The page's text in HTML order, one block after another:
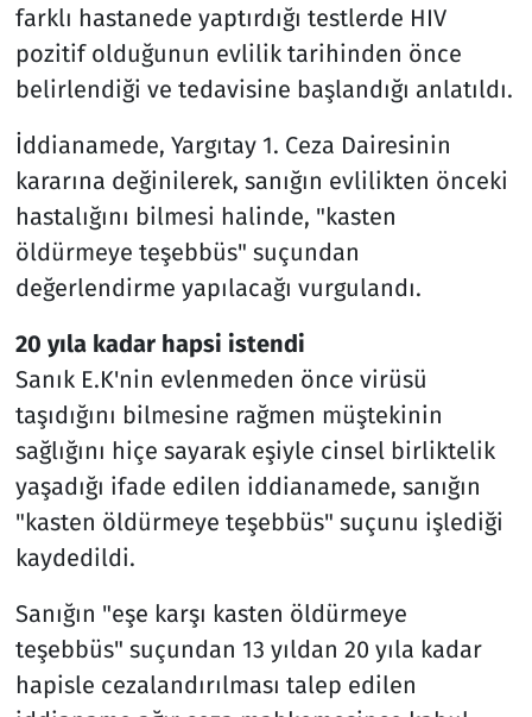
farklı hastanede yaptırdığı testlerde HIV
pozitif olduğunun evlilik tarihinden önce
belirlendiği ve tedavisine başlandığı anlatıldı.
İddianamede, Yargıtay 1. Ceza Dairesinin
kararına değinilerek, sanığın evlilikten önceki
hastalığını bilmesi halinde, "kasten
öldürmeye teşebbüs" suçundan
değerlendirme yapılacağı vurgulandı.
20 yıla kadar hapsi istendi
Sanık E.K'nin evlenmeden önce virüsü
taşıdığını bilmesine rağmen müştekinin
sağlığını hiçe sayarak eşiyle cinsel birliktelik
yaşadığı ifade edilen iddianamede, sanığın
"kasten öldürmeye teşebbüs" suçunu işlediği
kaydedildi.
Sanığın "eşe karşı kasten öldürmeye
teşebbüs" suçundan 13 yıldan 20 yıla kadar
hapisle cezalandırılması talep edilen